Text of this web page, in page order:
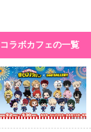
コラボカフェの一覧